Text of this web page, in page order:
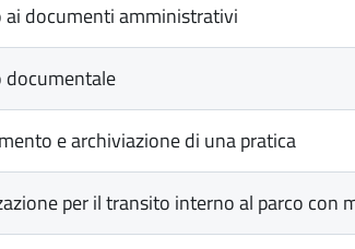
ai documenti amministrativi
documentale
e archiviazione di una pratica
per il transito interno al parco